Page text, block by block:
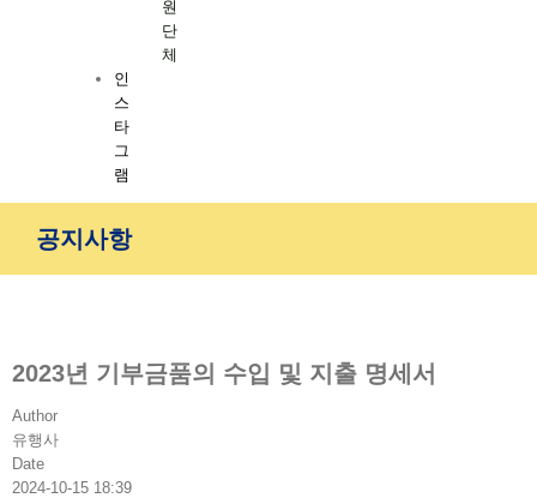
원
단
체
인
스
타
그
램
공지사항
2023년 기부금품의 수입 및 지출 명세서
Author
유행사
Date
2024-10-15 18:39